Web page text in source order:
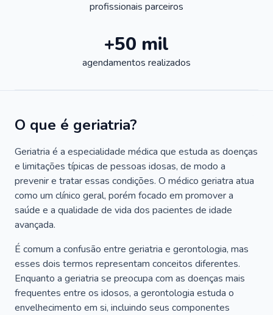
profissionais parceiros
+50 mil
agendamentos realizados
O que é geriatria?
Geriatria é a especialidade médica que estuda as doenças
e limitações típicas de pessoas idosas, de modo a
prevenir e tratar essas condições. O médico geriatra atua
como um clínico geral, porém focado em promover a
saúde e a qualidade de vida dos pacientes de idade
avançada.
É comum a confusão entre geriatria e gerontologia, mas
esses dois termos representam conceitos diferentes.
Enquanto a geriatria se preocupa com as doenças mais
frequentes entre os idosos, a gerontologia estuda o
envelhecimento em si, incluindo seus componentes